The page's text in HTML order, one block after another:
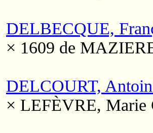
DELBECQUE,
× 1609 de
DELCOURT,
× LEFÈVRE, Marie